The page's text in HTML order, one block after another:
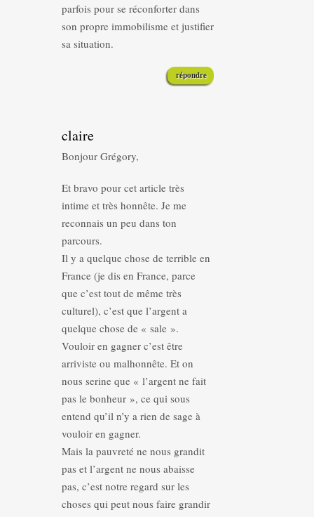
parfois pour se réconforter dans
son propre immobilisme et justifier
sa situation.
répondre
claire
Bonjour Grégory,
Et bravo pour cet article très
intime et très honnête. Je me
reconnais un peu dans ton
parcours.
Il y a quelque chose de terrible en
France (je dis en France, parce
que c’est tout de même très
culturel), c’est que l’argent a
quelque chose de « sale ».
Vouloir en gagner c’est être
arriviste ou malhonnête. Et on
nous serine que « l’argent ne fait
pas le bonheur », ce qui sous
entend qu’il n’y a rien de sage à
vouloir en gagner.
Mais la pauvreté ne nous grandit
pas et l’argent ne nous abaisse
pas, c’est notre regard sur les
choses qui peut nous faire grandir